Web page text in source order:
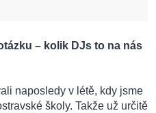
– kolik DJs to na nás
naposledy v létě, kdy jsme
školy. Takže už určitě